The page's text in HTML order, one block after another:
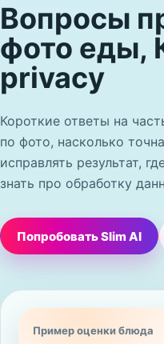
Вопросы
фото еды,
privacy
Короткие ответы на
по фото, насколько
исправлять результат,
знать про обработку
Попробовать Slim AI
Пример оценки блюда